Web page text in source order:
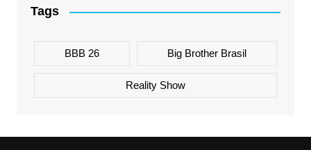
Tags
BBB 26 Big Brother Brasil
Reality Show